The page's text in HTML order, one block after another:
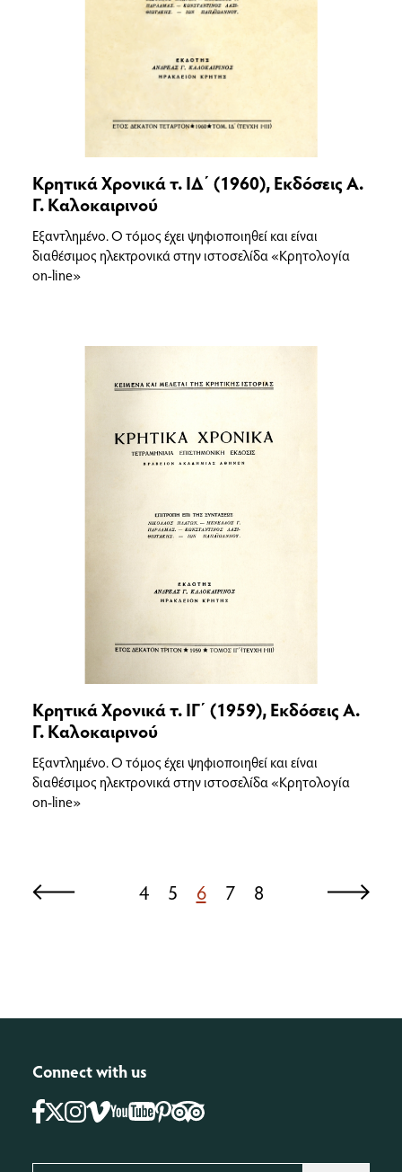
Κρητικά Χρονικά τ. ΙΔ΄ (1960), Εκδόσεις Α.
Γ. Καλοκαιρινού
Εξαντλημένο. Ο τόμος έχει ψηφιοποιηθεί και είναι
διαθέσιμος ηλεκτρονικά στην ιστοσελίδα «Κρητολογία
on-line»
Κρητικά Χρονικά τ. ΙΓ΄ (1959), Εκδόσεις Α.
Γ. Καλοκαιρινού
Εξαντλημένο. Ο τόμος έχει ψηφιοποιηθεί και είναι
διαθέσιμος ηλεκτρονικά στην ιστοσελίδα «Κρητολογία
on-line»
4 5 6 7 8
Connect with us
Facebook
X Instagram
VimeoYoutubePinterest
Tripadvisor